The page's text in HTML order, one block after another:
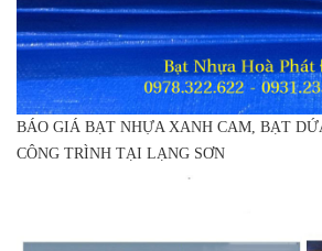
BÁO GIÁ BẠT NHỰA XANH CAM, BẠT
CÔNG TRÌNH TẠI LẠNG SƠN